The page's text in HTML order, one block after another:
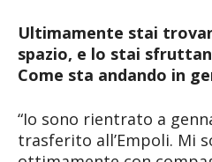
Ultimamente stai
spazio, e lo stai
Come sta andando in
“Io sono rientrato a
trasferito all’Empoli. Mi